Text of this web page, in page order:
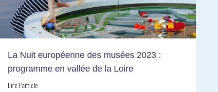
La Nuit européenne des musées 2023 :
programme en vallée de la Loire
Lire l'article